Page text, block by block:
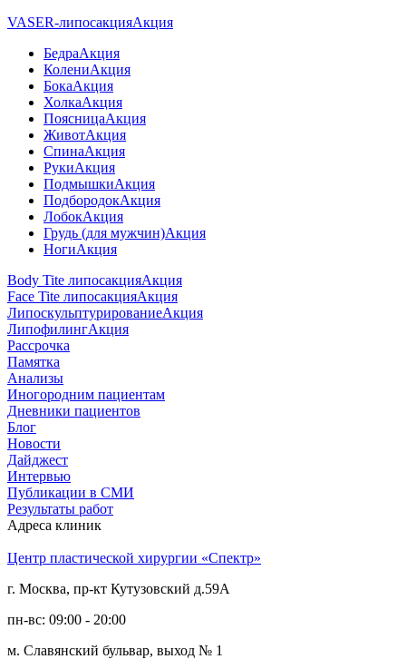
VASER-липосакцияАкция
БедраАкция
КолениАкция
БокаАкция
ХолкаАкция
ПоясницаАкция
ЖивотАкция
СпинаАкция
РукиАкция
ПодмышкиАкция
ПодбородокАкция
ЛобокАкция
Грудь (для мужчин)Акция
НогиАкция
Body Tite липосакцияАкция
Face Tite липосакцияАкция
ЛипоскульптурированиеАкция
ЛипофилингАкция
Рассрочка
Памятка
Анализы
Иногородним пациентам
Дневники пациентов
Блог
Новости
Дайджест
Интервью
Публикации в СМИ
Результаты работ
Адреса клиник
Центр пластической хирургии «Спектр»
г. Москва, пр-кт Кутузовский д.59А
пн-вс: 09:00 - 20:00
м. Славянский бульвар, выход № 1